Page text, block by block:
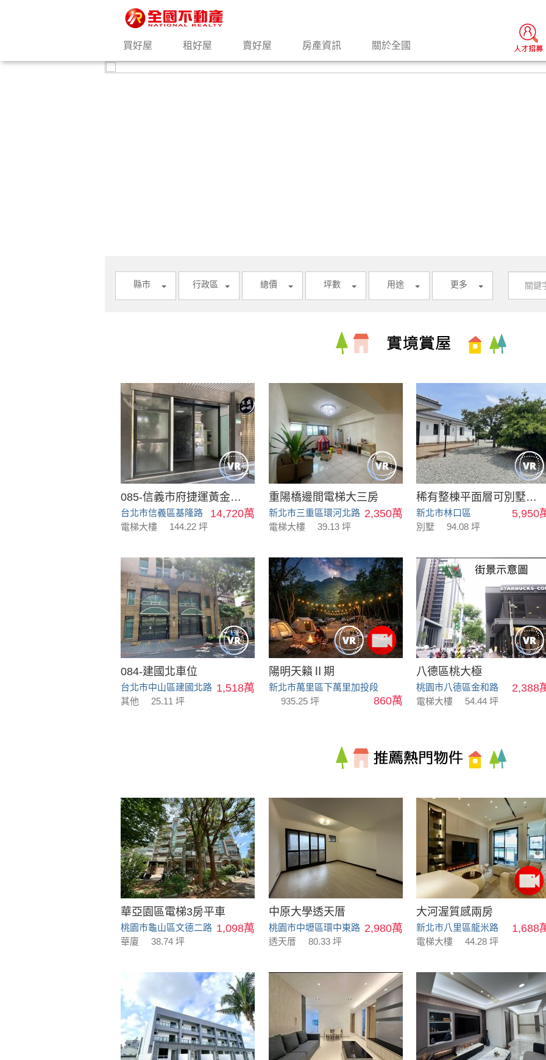
買好屋 租好屋 賣好屋 房產資訊 關於全國
縣市 行政區 總價 坪數 用途 更多
085-信義市府捷運黃金店面
台北市信義區基隆路 14,720萬
電梯大樓 144.22 坪
重陽橋邊間電梯大三房
新北市三重區環河北路 2,350萬
電梯大樓 39.13 坪
稀有整棟平面層可別墅可會館
新北市林口區 5,950
別墅 94.08 坪
084-建國北車位
台北市中山區建國北路 1,518萬
其他 25.11 坪
陽明天籟Ⅱ期
新北市萬里區下萬里加投段
860萬
935.25 坪
八德區桃大極
桃園市八德區金和路 2,388
電梯大樓 54.44 坪
華亞園區電梯3房平車
桃園市龜山區文德二路 1,098萬
華廈 38.74 坪
中原大學透天厝
桃園市中壢區環中東路 2,980萬
透天厝 80.33 坪
大河渥質感兩房
新北市八里區龍米路 1,688
電梯大樓 44.28 坪